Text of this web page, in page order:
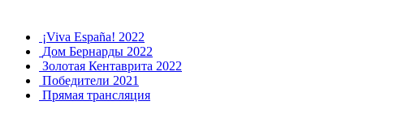
¡Viva España! 2022
Дом Бернарды 2022
Золотая Кентаврита 2022
Победители 2021
Прямая трансляция